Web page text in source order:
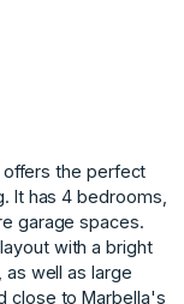
offers the perfect
It has 4 bedrooms,
garage spaces.
with a bright
well as large
close to Marbella's